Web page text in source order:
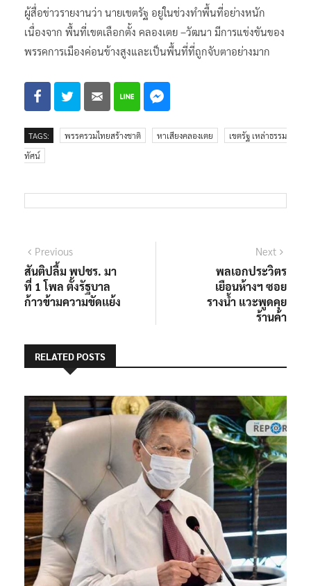
ผู้สื่อข่าวรายงานว่า นายเขตรัฐ อยู่ในช่วงทำพื้นที่อย่างหนัก
เนื่องจาก พื้นที่เขตเลือกตั้ง คลองเตย –วัฒนา มีการแข่งขันของ
พรรคการเมืองค่อนข้างสูงและเป็นพื้นที่ที่ถูกจับตาอย่างมาก
TAGS: พรรครวมไทยสร้างชาติ หาเสียงคลองเตย
เขตรัฐ เหล่าธรรม
ทัศน์
แนะแนว
เรื่อง
PreviousPrevious
post:
สันติปลื้ม พปชร. มา
ที่ 1 โพล ตั้งรัฐบาล
ก้าวข้ามความขัดเเย้ง
Next
post:
พลเอกประวิตร
เยือนห้างฯ ซอย
รางน้ำ แวะพูดคุย
ร้านค้า
RELATED POSTS